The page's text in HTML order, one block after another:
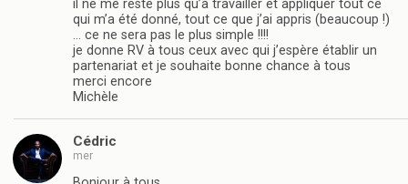
il ne me reste plus qu’à travailler et appliquer tout ce
qui m’a été donné, tout ce que j’ai appris (beaucoup !)
… ce ne sera pas le plus simple !!!!
je donne RV à tous ceux avec qui j’espère établir un
partenariat et je souhaite bonne chance à tous
merci encore
Michèle
Cédric
mer